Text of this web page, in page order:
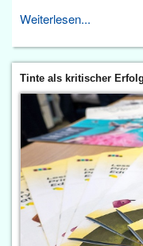
Weiterlesen...
Tinte als kritischer